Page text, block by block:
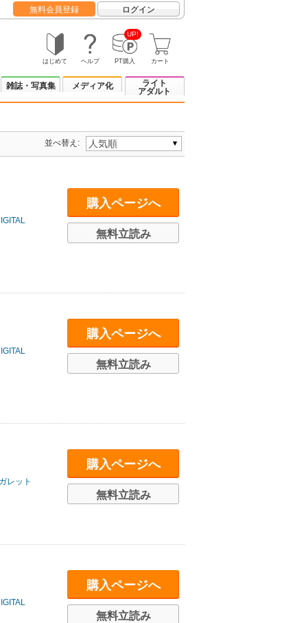
無料会員登録 ログイン
はじめて ヘルプ
UP!
PT購入 カート
雑誌・写真集 メディア化
ライト
アダルト
並べ替え:
購入ページへ
無料立読み
購入ページへ
無料立読み
レット
購入ページへ
無料立読み
購入ページへ
無料立読み